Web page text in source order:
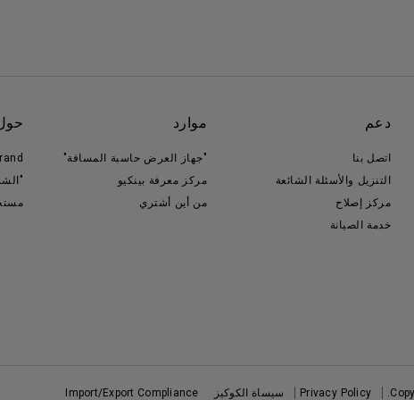
دعم
اتصل بنا
التنزيل والأسئلة الشائعة
مركز إصلاح
خدمة الصيانة
موارد
"جهاز العرض حاسبة المسافة"
مركز معرفة بينكيو
من أين أشتري
Privacy Policy سيساة الكوكيز Import/Export Compliance